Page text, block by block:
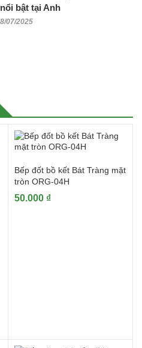
bật tại Anh
07/2025
Bếp đốt bồ kết Bát Tràng mặt
tròn ORG-04H
50.000 ₫